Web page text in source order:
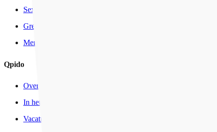
Sexting & Grooming
Grensoverschrijdend gedrag
Mensenhandel & uitbuiting
Qpido
Over ons
In het nieuws
Vacatures